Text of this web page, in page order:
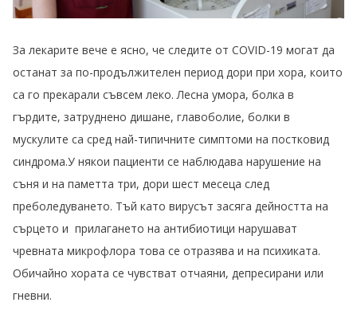
За лекарите вече е ясно, че следите от COVID-19 могат да
останат за по-продължителен период дори при хора, които
са го прекарали съвсем леко. Лесна умора, болка в
гърдите, затруднено дишане, главоболие, болки в
мускулите са сред най-типичните симптоми на постковид
синдрома.У някои пациенти се наблюдава нарушение на
съня и на паметта три, дори шест месеца след
преболедуването. Тъй като вирусът засяга дейността на
сърцето и прилагането на антибиотици нарушават
чревната микрофлора това се отразява и на психиката.
Обичайно хората се чувстват отчаяни, депресирани или
гневни.